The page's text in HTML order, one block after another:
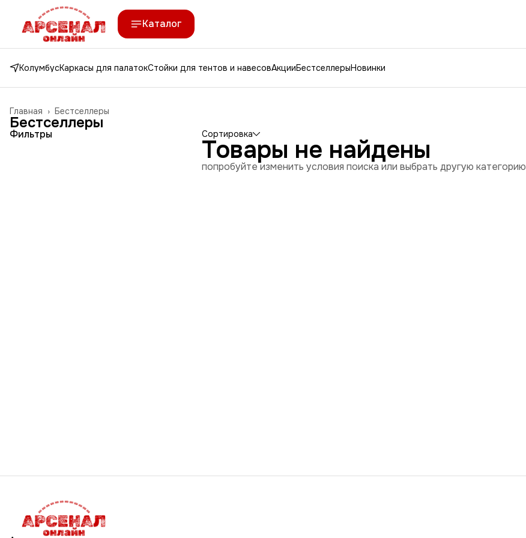
Каталог
КолумбусКаркасы для палатокСтойки для тентов и навесовАкцииБестселлерыНовинки
Бестселлеры
Главная ›
Бестселлеры
Фильтры Сортировка
Товары не найдены
попробуйте изменить условия поиска или выбрать другую категорию